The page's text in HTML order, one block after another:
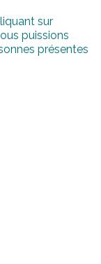
sur
puissions
présentes